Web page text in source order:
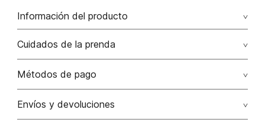
Información del producto
Chaleco con media lunas en espalda poliéster 92% elastano
8% 92.00% poliéster/polyester8.00% elastano/elastane
Cuidados de la prenda
Lavado profesional en seco los tonos oscuros sueltan
No lavar
Métodos de pago
Tarjetas de crédito: Visa, Dinners, Master Card y American
Envíos y devoluciones